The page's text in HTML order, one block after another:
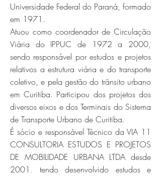
Universidade Federal do Paraná, formado
em 1971.
Atuou como coordenador de Circulação
Viária do IPPUC de 1972 a 2000,
sendo responsável por estudos e projetos
relativos a estrutura viária e do transporte
coletivo, e pela gestão do trânsito urbano
em Curitiba. Participou dos projetos dos
diversos eixos e dos Terminais do Sistema
de Transporte Urbano de Curitiba.
É sócio e responsável Técnico da VIA 11
CONSULTORIA ESTUDOS E PROJETOS
DE MOBILIDADE URBANA LTDA desde
2001, tendo desenvolvido estudos e